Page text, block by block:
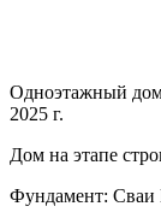
Одноэтажный дом
2025 г.
Дом на этапе
Фундамент: Сваи